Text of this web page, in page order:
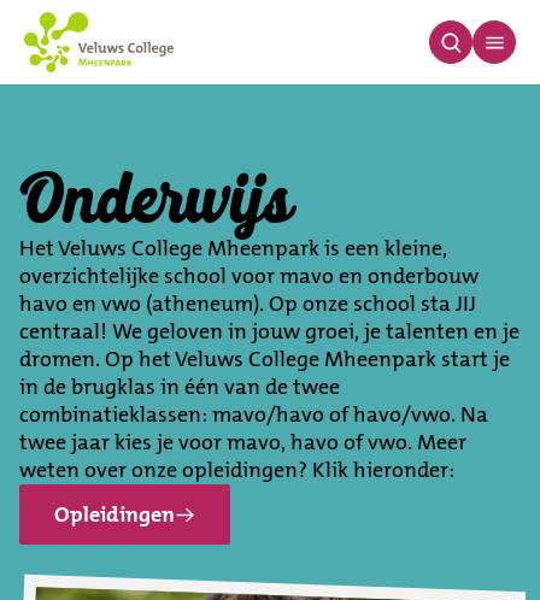
Onderwijs
Onderwijs
Het Veluws College Mheenpark is een kleine,
overzichtelijke school voor mavo en onderbouw
havo en vwo (atheneum). Op onze school sta JIJ
centraal! We geloven in jouw groei, je talenten en je
dromen. Op het Veluws College Mheenpark start je
in de brugklas in één van de twee
combinatieklassen: mavo/havo of havo/vwo. Na
twee jaar kies je voor mavo, havo of vwo. Meer
weten over onze opleidingen? Klik hieronder:
Opleidingen